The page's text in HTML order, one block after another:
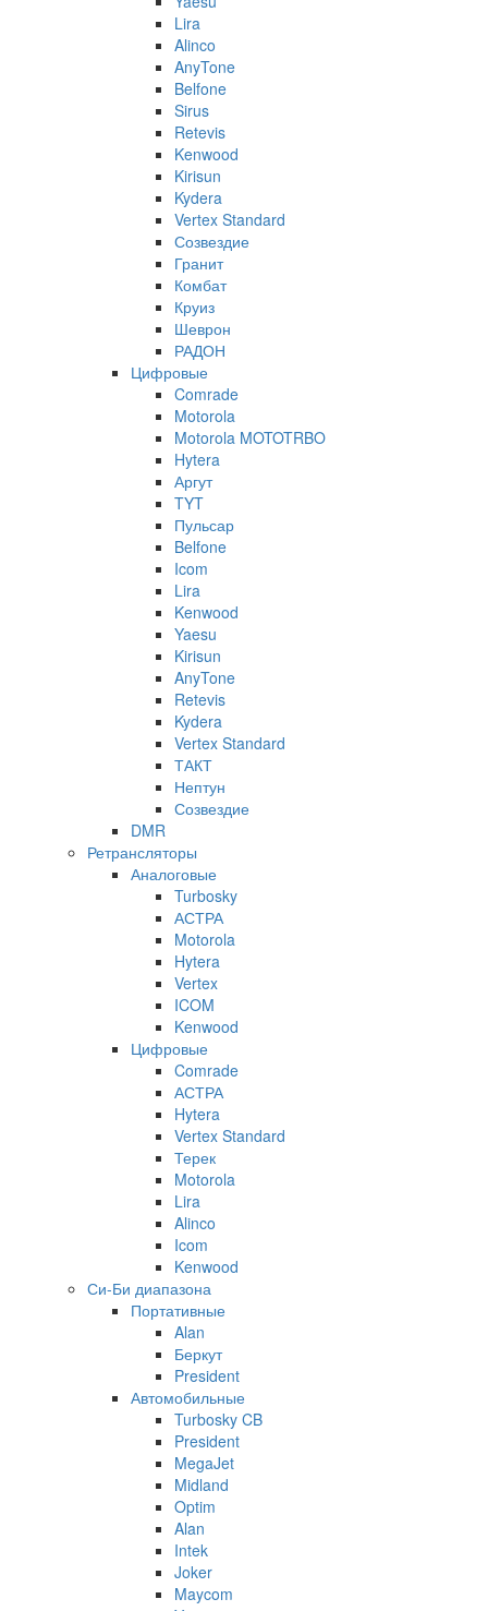
Lira
Alinco
AnyTone
Belfone
Sirus
Retevis
Kenwood
Kirisun
Kydera
Vertex Standard
Созвездие
Гранит
Комбат
Круиз
Шеврон
РАДОН
Цифровые
Comrade
Motorola
Motorola MOTOTRBO
Hytera
Аргут
TYT
Пульсар
Belfone
Icom
Lira
Kenwood
Yaesu
Kirisun
AnyTone
Retevis
Kydera
Vertex Standard
ТАКТ
Нептун
Созвездие
DMR
Ретрансляторы
Аналоговые
Turbosky
АСТРА
Motorola
Hytera
Vertex
ICOM
Kenwood
Цифровые
Comrade
АСТРА
Hytera
Vertex Standard
Терек
Motorola
Lira
Alinco
Icom
Kenwood
Си-Би диапазона
Портативные
Alan
Беркут
President
Автомобильные
Turbosky CB
President
MegaJet
Midland
Optim
Alan
Intek
Joker
Maycom